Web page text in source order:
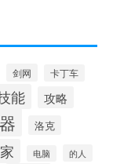
剑网 卡丁车
能 攻略
洛克
电脑 的人